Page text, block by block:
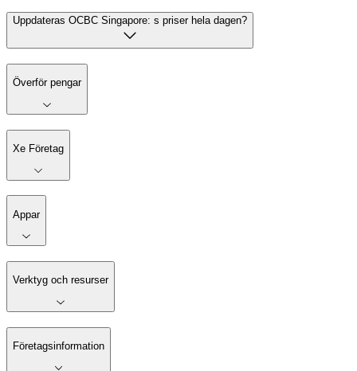
Uppdateras OCBC Singapore: s priser hela dagen?
Överför pengar
Xe Företag
Appar
Verktyg och resurser
Företagsinformation